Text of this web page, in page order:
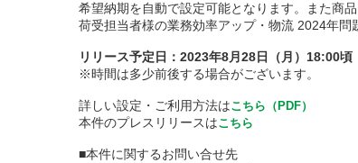
希望納期を自動で設定可能となります。また商
荷受担当者様の業務効率アップ・物流 2024年問
リリース予定日：2023年8月28日（月）18:00頃
※時間は多少前後する場合がございます。
詳しい設定・ご利用方法はこちら（PDF）
本件のプレスリリースはこちら
■本件に関するお問い合せ先